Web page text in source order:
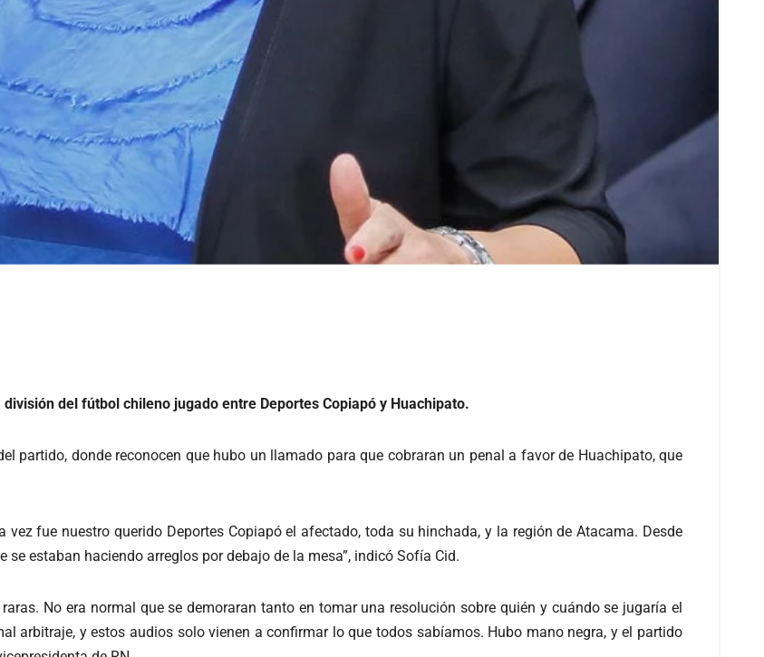
del fútbol chileno jugado entre Deportes Copiapó y Huachipato.
partido, donde reconocen que hubo un llamado para que cobraran un penal a favor de Huachipato, que
fue nuestro querido Deportes Copiapó el afectado, toda su hinchada, y la región de Atacama. Desde
estaban haciendo arreglos por debajo de la mesa”, indicó Sofía Cid.
No era normal que se demoraran tanto en tomar una resolución sobre quién y cuándo se jugaría el
arbitraje, y estos audios solo vienen a confirmar lo que todos sabíamos. Hubo mano negra, y el partido